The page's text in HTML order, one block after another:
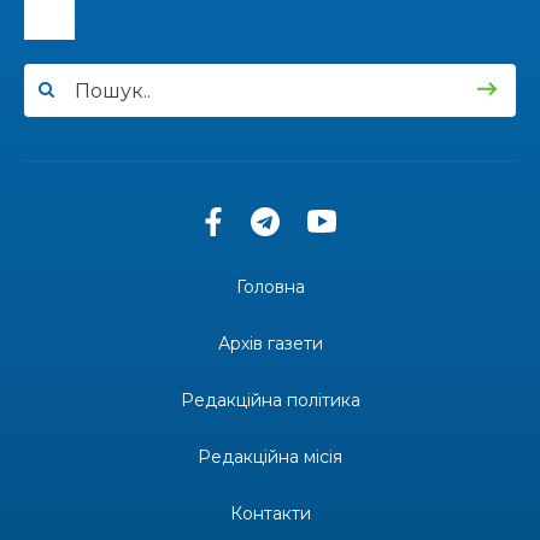
15:24
31 лип
“Серпневі свята” – Клуб з народознавства
Юні мешканці Бахмутської громади у Харкові
долучилися до проєкту «Радість у дитячих
територіальної громади
«Дві музи» у Рівному: свято краси, мистецтва
Головна
Архів газети
Редакційна політика
Редакційна місія
Контакти